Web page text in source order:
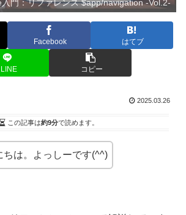
入門：リファレンス $app/navigation -Vol.2-
Facebook はてブ
LINE コピー
2025.03.26
この記事は約9分で読めます。
ちは。よっしーです(^^)